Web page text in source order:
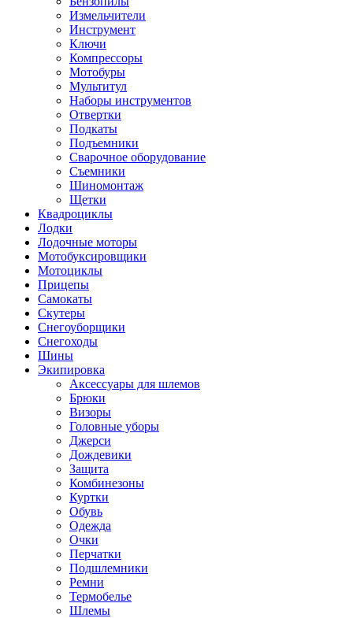
Измельчители
Инструмент
Ключи
Компрессоры
Мотобуры
Мультитул
Наборы инструментов
Отвертки
Подкаты
Подъемники
Сварочное оборудование
Съемники
Шиномонтаж
Щетки
Квадроциклы
Лодки
Лодочные моторы
Мотобуксировщики
Мотоциклы
Прицепы
Самокаты
Скутеры
Снегоуборщики
Снегоходы
Шины
Экипировка
Аксессуары для шлемов
Брюки
Визоры
Головные уборы
Джерси
Дождевики
Защита
Комбинезоны
Куртки
Обувь
Одежда
Очки
Перчатки
Подшлемники
Ремни
Термобелье
Шлемы